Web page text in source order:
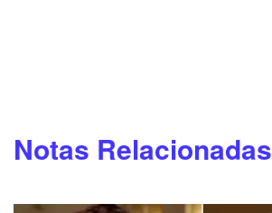
Notas Relacionadas